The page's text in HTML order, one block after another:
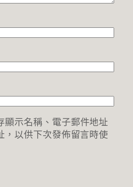
顯示名稱、電子郵件地址
，以供下次發佈留言時使